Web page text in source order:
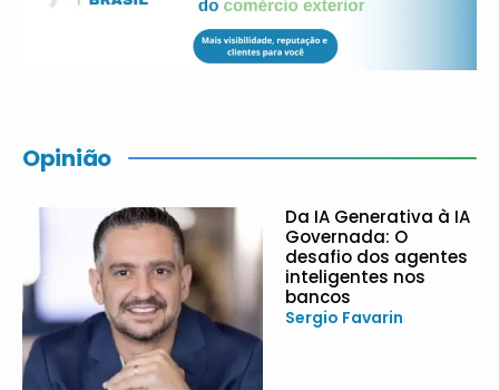
Opinião
Da IA Generativa à IA
Governada: O
desafio dos agentes
inteligentes nos
bancos
Sergio Favarin